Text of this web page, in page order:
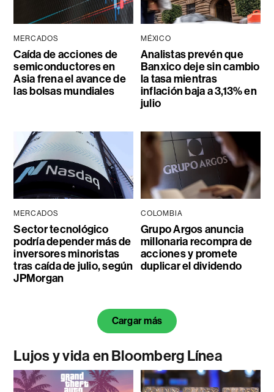
MERCADOS
Caída de acciones de
semiconductores en
Asia frena el avance de
las bolsas mundiales
MÉXICO
Analistas prevén que
Banxico deje sin cambio
la tasa mientras
inflación baja a 3,13% en
julio
MERCADOS
Sector tecnológico
podría depender más de
inversores minoristas
tras caída de julio, según
JPMorgan
COLOMBIA
Grupo Argos anuncia
millonaria recompra de
acciones y promete
duplicar el dividendo
Cargar más
Lujos y vida en Bloomberg Línea